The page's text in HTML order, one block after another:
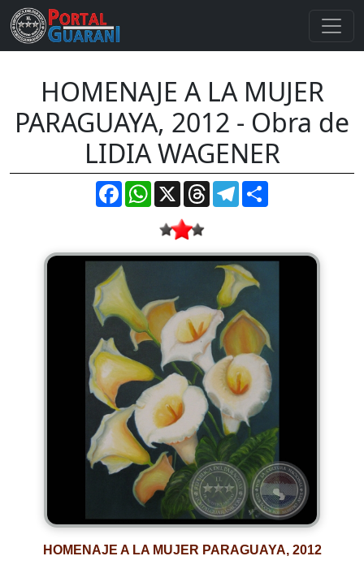
HOMENAJE A LA MUJER
PARAGUAYA, 2012 - Obra de
LIDIA WAGENER
FacebookWhatsApp
X ThreadsTelegram
HOMENAJE A LA MUJER PARAGUAYA, 2012